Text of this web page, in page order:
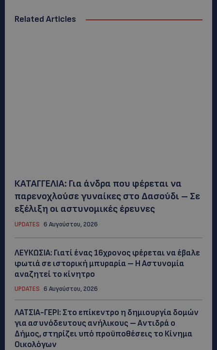
Related Articles
ΚΑΤΑΓΓΕΛΙΑ: Για άνδρα που φέρεται να
παρενοχλούσε γυναίκες στο Δασούδι – Σε
εξέλιξη οι αστυνομικές έρευνες
UPDATES 6 Αυγούστου, 2026
ΛΕΥΚΩΣΙΑ: Γιατί ένας 16χρονος φέρεται να έβαλε
φωτιά σε ιστορική μπυραρία – Η Αστυνομία
αναζητεί το κίνητρο
UPDATES 6 Αυγούστου, 2026
ΛΑΤΣΙΑ-ΓΕΡΙ: Στο επίκεντρο η δημιουργία δομών
για ασυνόδευτους ανήλικους – Αντιδρά ο
Δήμος, στηρίζει υπό προϋποθέσεις το Κίνημα
Οικολόγων